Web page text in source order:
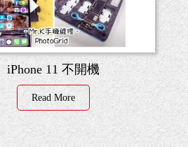
iPhone 11 不開機
Read More